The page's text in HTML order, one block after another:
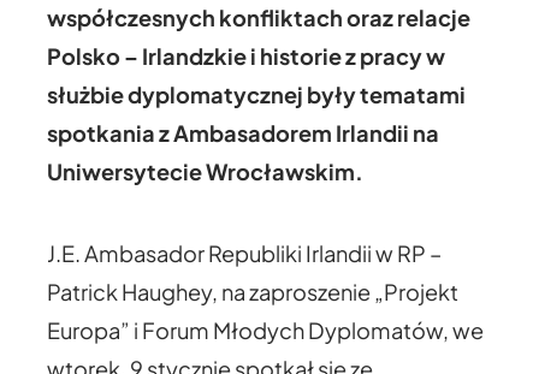
współczesnych konfliktach oraz relacje
Polsko – Irlandzkie i historie z pracy w
służbie dyplomatycznej były tematami
spotkania z Ambasadorem Irlandii na
Uniwersytecie Wrocławskim.
J.E. Ambasador Republiki Irlandii w RP –
Patrick Haughey, na zaproszenie „Projekt
Europa” i Forum Młodych Dyplomatów, we